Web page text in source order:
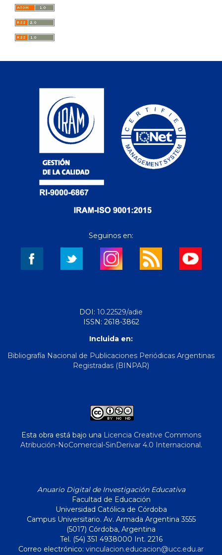
Seguinos en:
DOI: 10.22529/adie
ISSN: 2618-3862
Incluida en:
Bibliografía Nacional de Publicaciones Periódicas Argentinas
Registradas (BINPAR)
Esta obra está bajo una Licencia Creative Commons
Atribución-NoComercial-SinDerivar 4.0 Internacional.
Anuario Digital de Investigación Educativa
Facultad de Educación
Universidad Católica de Córdoba
Campus Universitario. Av. Armada Argentina 3555
(5017) Córdoba, Argentina
Tel. (54) 351 4938000 Int. 2216
Correo electrónico: vinculacion.educacion@ucc.edu.ar